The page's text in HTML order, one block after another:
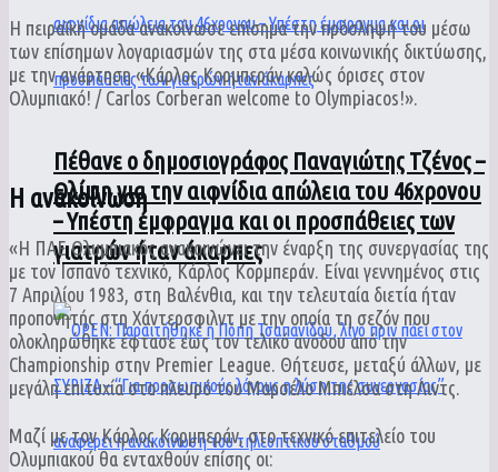
Πέθανε ο δημοσιογράφος Παναγιώτης Τζένος –
Θλίψη για την αιφνίδια απώλεια του 46χρονου
– Υπέστη έμφραγμα και οι προσπάθειες των
γιατρών ήταν άκαρπες
Η πειραϊκή ομάδα ανακοίνωσε επίσημα την πρόσληψή του μέσω
των επίσημων λογαριασμών της στα μέσα κοινωνικής δικτύωσης,
με την ανάρτηση «Κάρλος Κορμπεράν καλώς όρισες στον
Ολυμπιακό! / Carlos Corberan welcome to Olympiacos!».
Η ανακοίνωση
«Η ΠΑΕ Ολυμπιακός ανακοινώνει την έναρξη της συνεργασίας της
με τον Ισπανό τεχνικό, Κάρλος Κορμπεράν. Είναι γεννημένος στις
7 Απριλίου 1983, στη Βαλένθια, και την τελευταία διετία ήταν
προπονητής στη Χάντερσφιλντ με την οποία τη σεζόν που
ολοκληρώθηκε έφτασε έως τον τελικό ανόδου από την
Championship στην Premier League. Θήτευσε, μεταξύ άλλων, με
μεγάλη επιτυχία στο πλευρό του Μαρσέλο Μπιέλσα στη Λιντς.
Μαζί με τον Κάρλος Κορμπεράν, στο τεχνικό επιτελείο του
Ολυμπιακού θα ενταχθούν επίσης οι: